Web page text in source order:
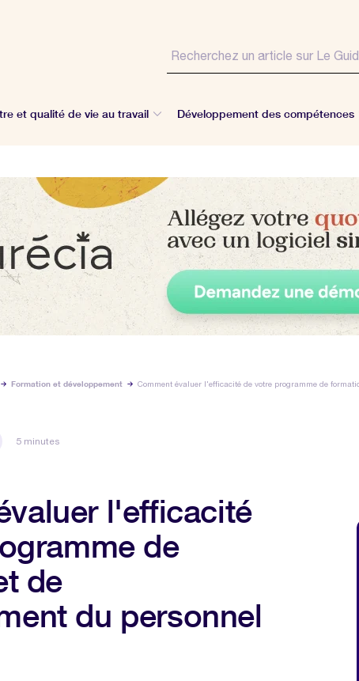
et qualité de vie au travail Développement des compétences
Formation et développement Comment évaluer l'efficacité de votre programme de
5 minutes
l'efficacité
de
de
du personnel